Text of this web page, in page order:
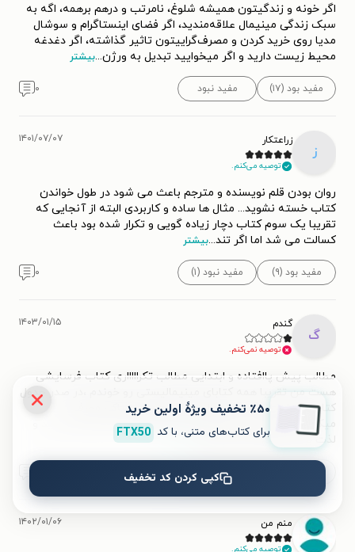
اگر خونه و زندگیتون همیشه شلوغ، نامرتب و درهم برهمه، اگه به
سبک زندگی مینیمال علاقه‌مندید، اگر فضای اینستاگرام و سوشال
مدیا روی خرید کردن و مصرف‌گراییتون تاثیر گذاشته، اگر دغدغه
محیط زیست دارید و اگر میخوایید تبدیل به ورژن...بیشتر
مفید بود (۱۷) مفید نبود ۰
ز
زراعتکار
توصیه می‌کنم.
۱۴۰۱/۰۷/۰۷
روان بودن قلم نویسنده و مترجم باعث می شود در طول خواندن
کتاب خسته نشوید... مثال ها ساده و کاربردی البته از آنجایی که
تقریبا یک سوم کتاب دچار زیاده گویی و تکرار شده بود باعث
کسالت می شد اما اگر تند...بیشتر
مفید بود (۹) مفید نبود (۱) ۰
گ
گندم
توصیه نمی‌کنم.
۱۴۰۳/۰۱/۱۵
مطالب پیش پاافتاده و ابتدایی مطالب تکراااااری کتاب فرسایشی
هست من تقریبا همه کتابای مینیمالیستی رو خوندم ،در صدر جدول
کتاب در باب زندگی مینیمالیستی فومیو ساساکی معرفی
میکنم،مخصوصا نسخه صوتی اش که طاقچه داره بخرید بخونید و
لذت ببرید عااالیه اون برعکس
...بیشتر
مفید نبود
منم من
توصیه می‌کنم.
۱۴۰۲/۰۱/۰۶
٪۵۰ تخفیف ویژۀ اولین خرید
برای کتاب‌های متنی، با کد FTX50
کپی کردن کد تخفیف